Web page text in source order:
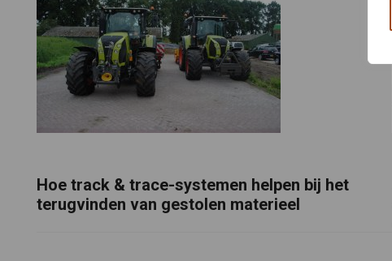
Hoe track & trace-systemen helpen bij het
terugvinden van gestolen materieel